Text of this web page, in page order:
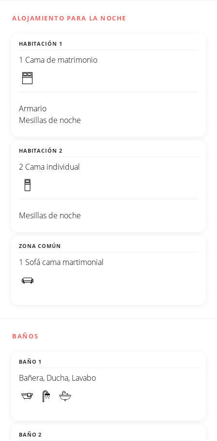
ALOJAMIENTO PARA LA NOCHE
HABITACIÓN 1
1 Cama de matrimonio
Armario
Mesillas de noche
HABITACIÓN 2
2 Cama individual
Mesillas de noche
ZONA COMÚN
1 Sofá cama martimonial
BAÑOS
BAÑO 1
Bañera, Ducha, Lavabo
BAÑO 2